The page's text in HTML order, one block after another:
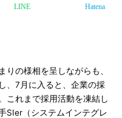
LINE Hatena
の様相を呈しながらも、
、7月に入ると、企業の採
これまで採用活動を凍結し
SIer（システムインテグレ